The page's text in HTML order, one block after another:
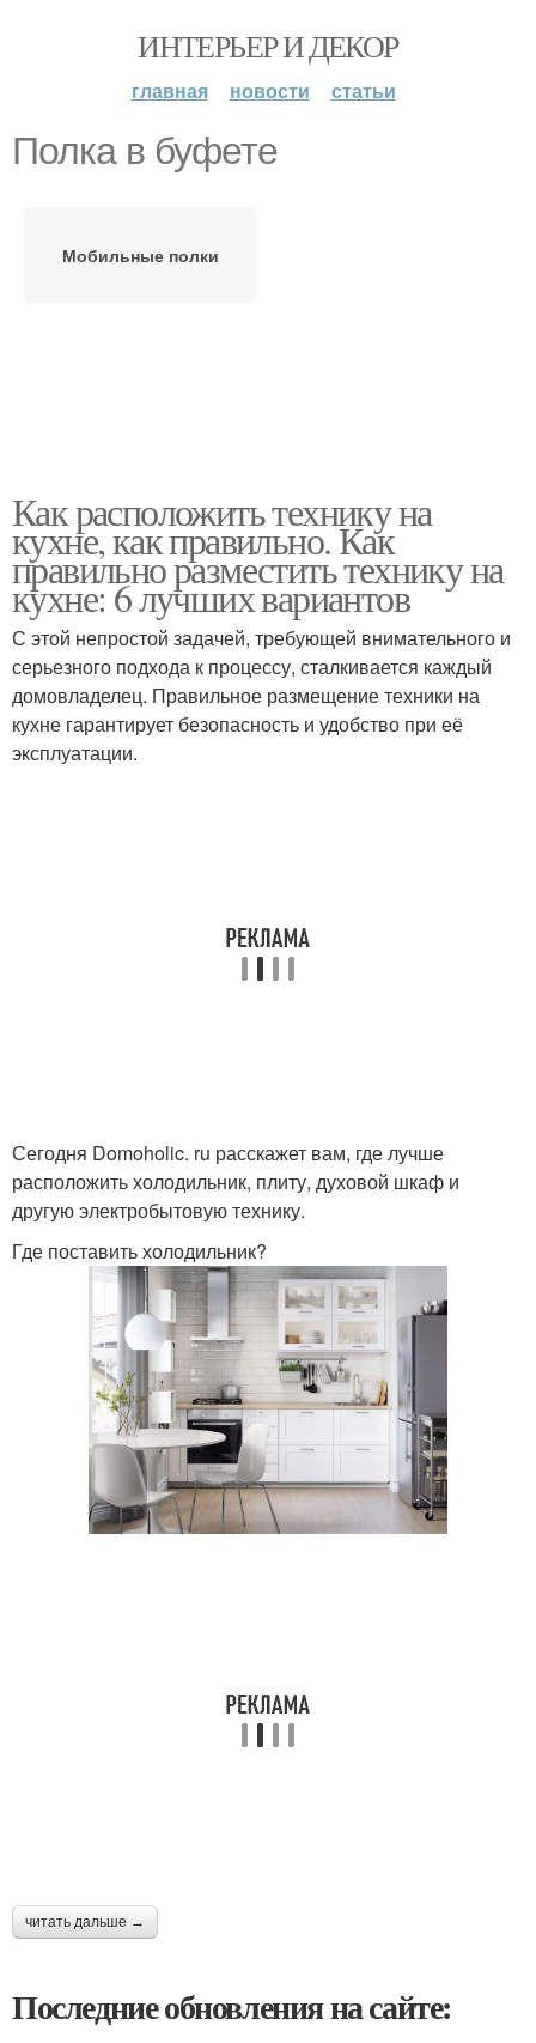
ИНТЕРЬЕР И ДЕКОР
главная новости статьи
Полка в буфете
Мобильные полки
Как расположить технику на
кухне, как правильно. Как
правильно разместить технику на
кухне: 6 лучших вариантов
С этой непростой задачей, требующей внимательного и
серьезного подхода к процессу, сталкивается каждый
домовладелец. Правильное размещение техники на
кухне гарантирует безопасность и удобство при её
эксплуатации.
Сегодня Domoholic. ru расскажет вам, где лучше
расположить холодильник, плиту, духовой шкаф и
другую электробытовую технику.
Где поставить холодильник?
читать дальше →
Последние обновления на сайте: